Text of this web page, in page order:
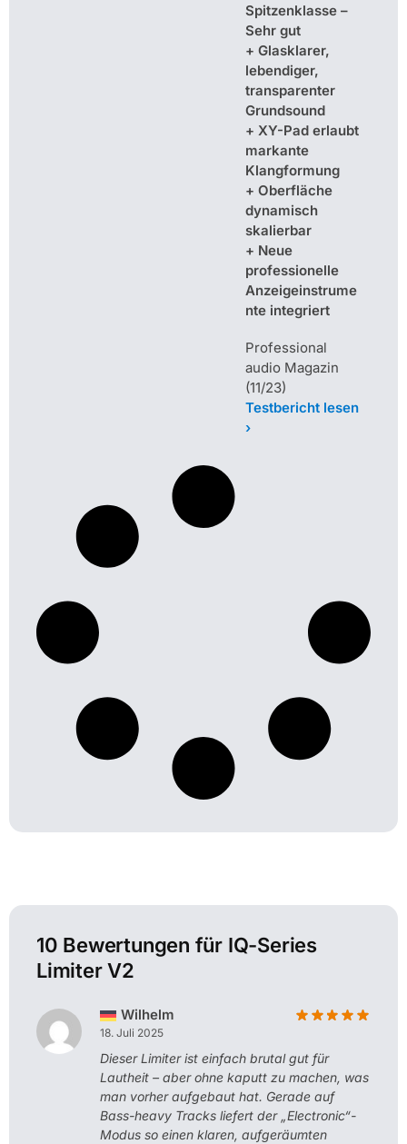
Spitzenklasse –
Sehr gut
+ Glasklarer,
lebendiger,
transparenter
Grundsound
+ XY-Pad erlaubt
markante
Klangformung
+ Oberfläche
dynamisch
skalierbar
+ Neue
professionelle
Anzeigeinstrume
nte integriert
Professional
audio Magazin
(11/23)
Testbericht lesen
›
10 Bewertungen für IQ-Series
Limiter V2
Wilhelm
18. Juli 2025
Dieser Limiter ist einfach brutal gut für
Lautheit – aber ohne kaputt zu machen, was
man vorher aufgebaut hat. Gerade auf
Bass-heavy Tracks liefert der „Electronic“-
Modus so einen klaren, aufgeräumten